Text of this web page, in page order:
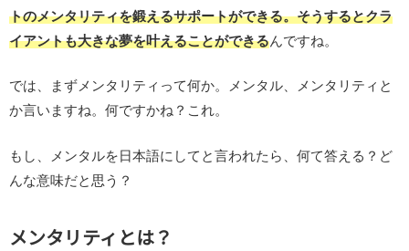
トのメンタリティを鍛えるサポートができる。そうするとクラ
イアントも大きな夢を叶えることができるんですね。
では、まずメンタリティって何か。メンタル、メンタリティと
か言いますね。何ですかね？これ。
もし、メンタルを日本語にしてと言われたら、何て答える？ど
んな意味だと思う？
メンタリティとは？